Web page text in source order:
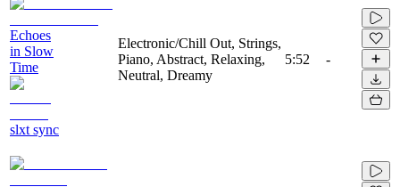
Echoes
in Slow
Time
slxt sync
Electronic/Chill Out, Strings,
Piano, Abstract, Relaxing,
Neutral, Dreamy
5:52 -